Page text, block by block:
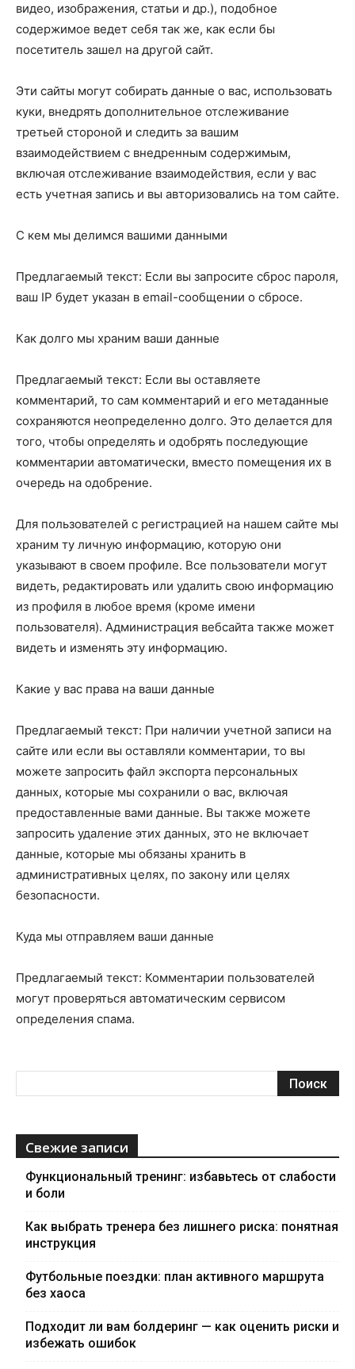
видео, изображения, статьи и др.), подобное
содержимое ведет себя так же, как если бы
посетитель зашел на другой сайт.
Эти сайты могут собирать данные о вас, использовать
куки, внедрять дополнительное отслеживание
третьей стороной и следить за вашим
взаимодействием с внедренным содержимым,
включая отслеживание взаимодействия, если у вас
есть учетная запись и вы авторизовались на том сайте.
С кем мы делимся вашими данными
Предлагаемый текст: Если вы запросите сброс пароля,
ваш IP будет указан в email-сообщении о сбросе.
Как долго мы храним ваши данные
Предлагаемый текст: Если вы оставляете
комментарий, то сам комментарий и его метаданные
сохраняются неопределенно долго. Это делается для
того, чтобы определять и одобрять последующие
комментарии автоматически, вместо помещения их в
очередь на одобрение.
Для пользователей с регистрацией на нашем сайте мы
храним ту личную информацию, которую они
указывают в своем профиле. Все пользователи могут
видеть, редактировать или удалить свою информацию
из профиля в любое время (кроме имени
пользователя). Администрация вебсайта также может
видеть и изменять эту информацию.
Какие у вас права на ваши данные
Предлагаемый текст: При наличии учетной записи на
сайте или если вы оставляли комментарии, то вы
можете запросить файл экспорта персональных
данных, которые мы сохранили о вас, включая
предоставленные вами данные. Вы также можете
запросить удаление этих данных, это не включает
данные, которые мы обязаны хранить в
административных целях, по закону или целях
безопасности.
Куда мы отправляем ваши данные
Предлагаемый текст: Комментарии пользователей
могут проверяться автоматическим сервисом
определения спама.
Свежие записи
Функциональный тренинг: избавьтесь от слабости
и боли
Как выбрать тренера без лишнего риска: понятная
инструкция
Футбольные поездки: план активного маршрута
без хаоса
Подходит ли вам болдеринг — как оценить риски и
избежать ошибок